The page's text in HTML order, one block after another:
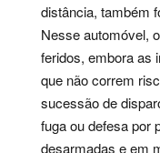
distância, também
Nesse automóvel,
feridos, embora as
que não correm
sucessão de
fuga ou defesa por
desarmadas e em